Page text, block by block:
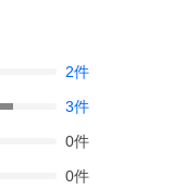
2件
3件
0件
0件